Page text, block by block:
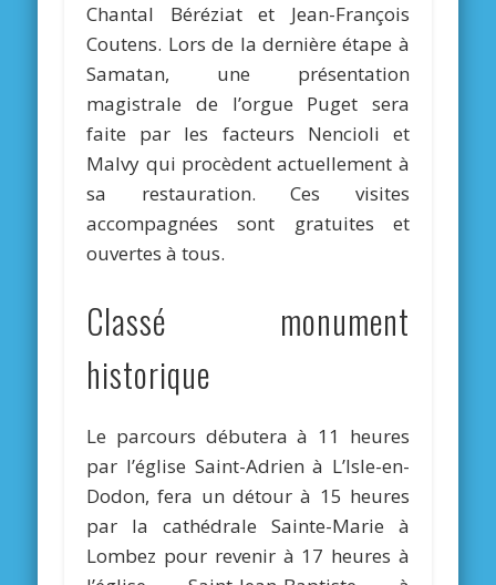
Chantal Béréziat et Jean-François
Coutens. Lors de la dernière étape à
Samatan, une présentation
magistrale de l’orgue Puget sera
faite par les facteurs Nencioli et
Malvy qui procèdent actuellement à
sa restauration. Ces visites
accompagnées sont gratuites et
ouvertes à tous.
Classé monument
historique
Le parcours débutera à 11 heures
par l’église Saint-Adrien à L’Isle-en-
Dodon, fera un détour à 15 heures
par la cathédrale Sainte-Marie à
Lombez pour revenir à 17 heures à